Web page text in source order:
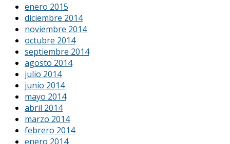
enero 2015
diciembre 2014
noviembre 2014
octubre 2014
septiembre 2014
agosto 2014
julio 2014
junio 2014
mayo 2014
abril 2014
marzo 2014
febrero 2014
enero 2014